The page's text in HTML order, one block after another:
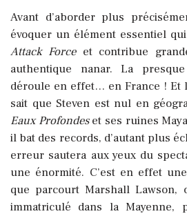
Avant d’aborder plus
évoquer un élément essentiel
Attack Forceet contribue
authentique nanar. La
déroule en effet… en France ! Et
sait que Steven est nul en
Eaux Profondeset ses ruines
il bat des records, d’autant plus
erreur sautera aux yeux du
une énormité. C’est en effet
que parcourt Marshall
immatriculé dans la Mayenne,